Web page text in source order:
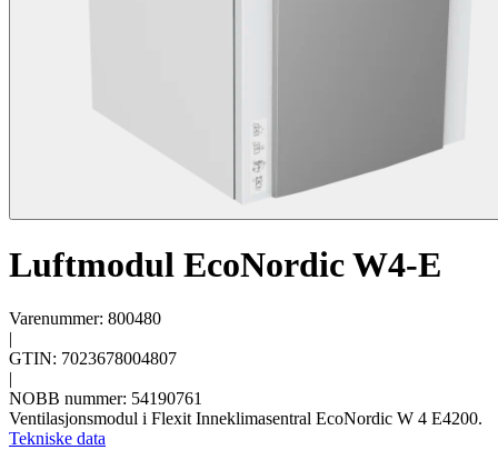
Luftmodul EcoNordic W4-E
Varenummer: 800480
|
GTIN: 7023678004807
|
NOBB nummer: 54190761
Ventilasjonsmodul i Flexit Inneklimasentral EcoNordic W 4 E4200.
Tekniske data